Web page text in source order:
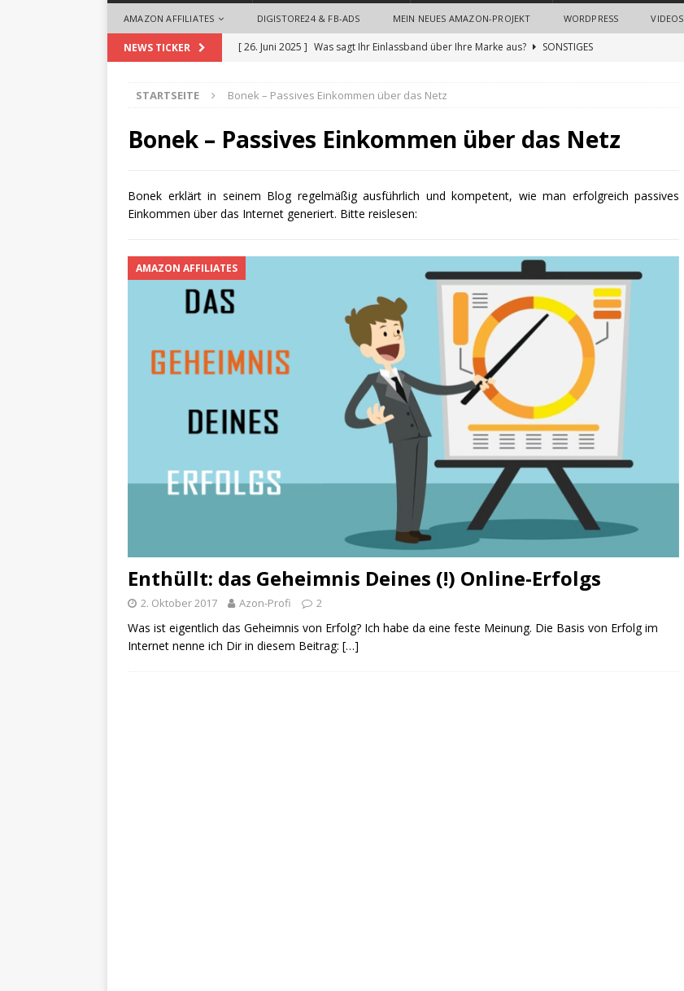
AMAZON AFFILIATES DIGISTORE24 & FB-ADS MEIN NEUES AMAZON-PROJEKT WORDPRESS VIDEOS
NEWS TICKER [ 26. Juni 2025 ] Was sagt Ihr Einlassband über Ihre Marke aus?
SONSTIGES
ALLGEMEIN
[ 18. September 2024 ]
Die Bedeutung von Imagefilmen und professionellen
ALLGEMEIN
STARTSEITE Bonek – Passives Einkommen über das Netz
Bonek – Passives Einkommen über das Netz
Bonek erklärt in seinem Blog regelmäßig ausführlich und kompetent, wie man erfolgreich passives
Einkommen über das Internet generiert. Bitte reislesen:
AMAZON AFFILIATES
Enthüllt: das Geheimnis Deines (!) Online-Erfolgs
2. Oktober 2017 Azon-Profi 2
Was ist eigentlich das Geheimnis von Erfolg? Ich habe da eine feste Meinung. Die Basis von Erfolg im
Internet nenne ich Dir in diesem Beitrag: […]